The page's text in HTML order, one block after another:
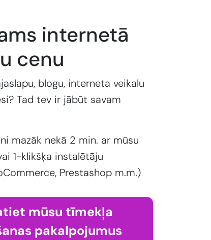
internetā
cenu
blogu, interneta veikalu
Tad tev ir jābūt savam
mazāk nekā 2 min. ar mūsu
1-klikšķa instalētāju
Prestashop m.m.)
mūsu tīmekļa
pakalpojumus